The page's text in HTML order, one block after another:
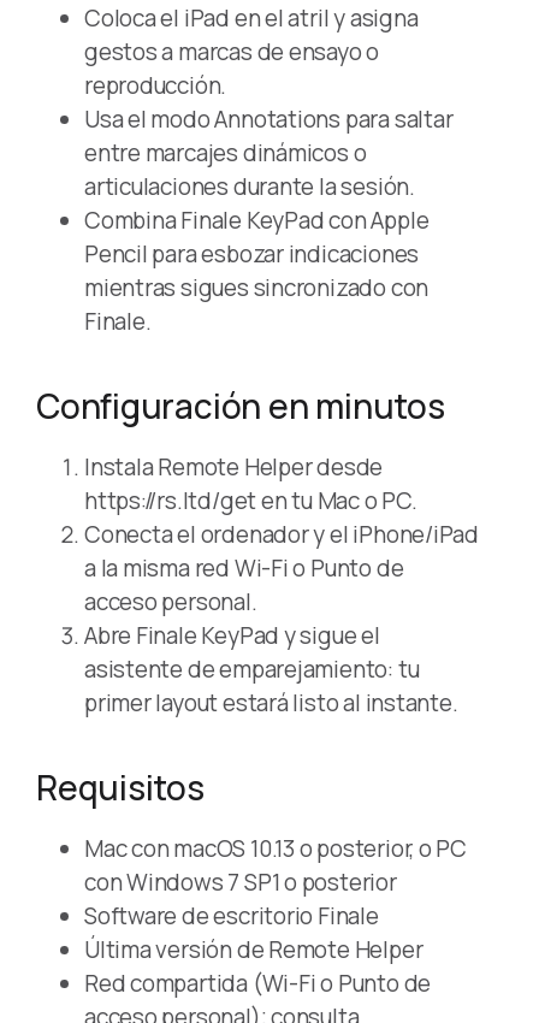
Coloca el iPad en el atril y asigna
gestos a marcas de ensayo o
reproducción.
Usa el modo Annotations para saltar
entre marcajes dinámicos o
articulaciones durante la sesión.
Combina Finale KeyPad con Apple
Pencil para esbozar indicaciones
mientras sigues sincronizado con
Finale.
Configuración en minutos
Instala Remote Helper desde
https://rs.ltd/get en tu Mac o PC.
Conecta el ordenador y el iPhone/iPad
a la misma red Wi-Fi o Punto de
acceso personal.
Abre Finale KeyPad y sigue el
asistente de emparejamiento: tu
primer layout estará listo al instante.
Requisitos
Mac con macOS 10.13 o posterior, o PC
con Windows 7 SP1 o posterior
Software de escritorio Finale
Última versión de Remote Helper
Red compartida (Wi-Fi o Punto de
acceso personal); consulta